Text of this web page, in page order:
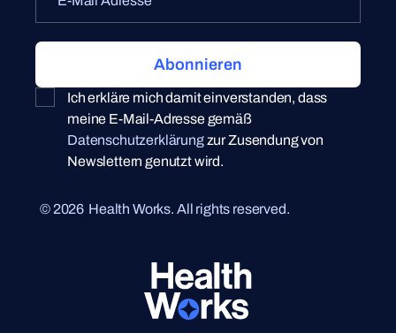
Ich erkläre mich damit einverstanden, dass
meine E-Mail-Adresse gemäß
Datenschutzerklärungzur Zusendung von
Newslettern genutzt wird.
© 2026 Health Works. All rights reserved.